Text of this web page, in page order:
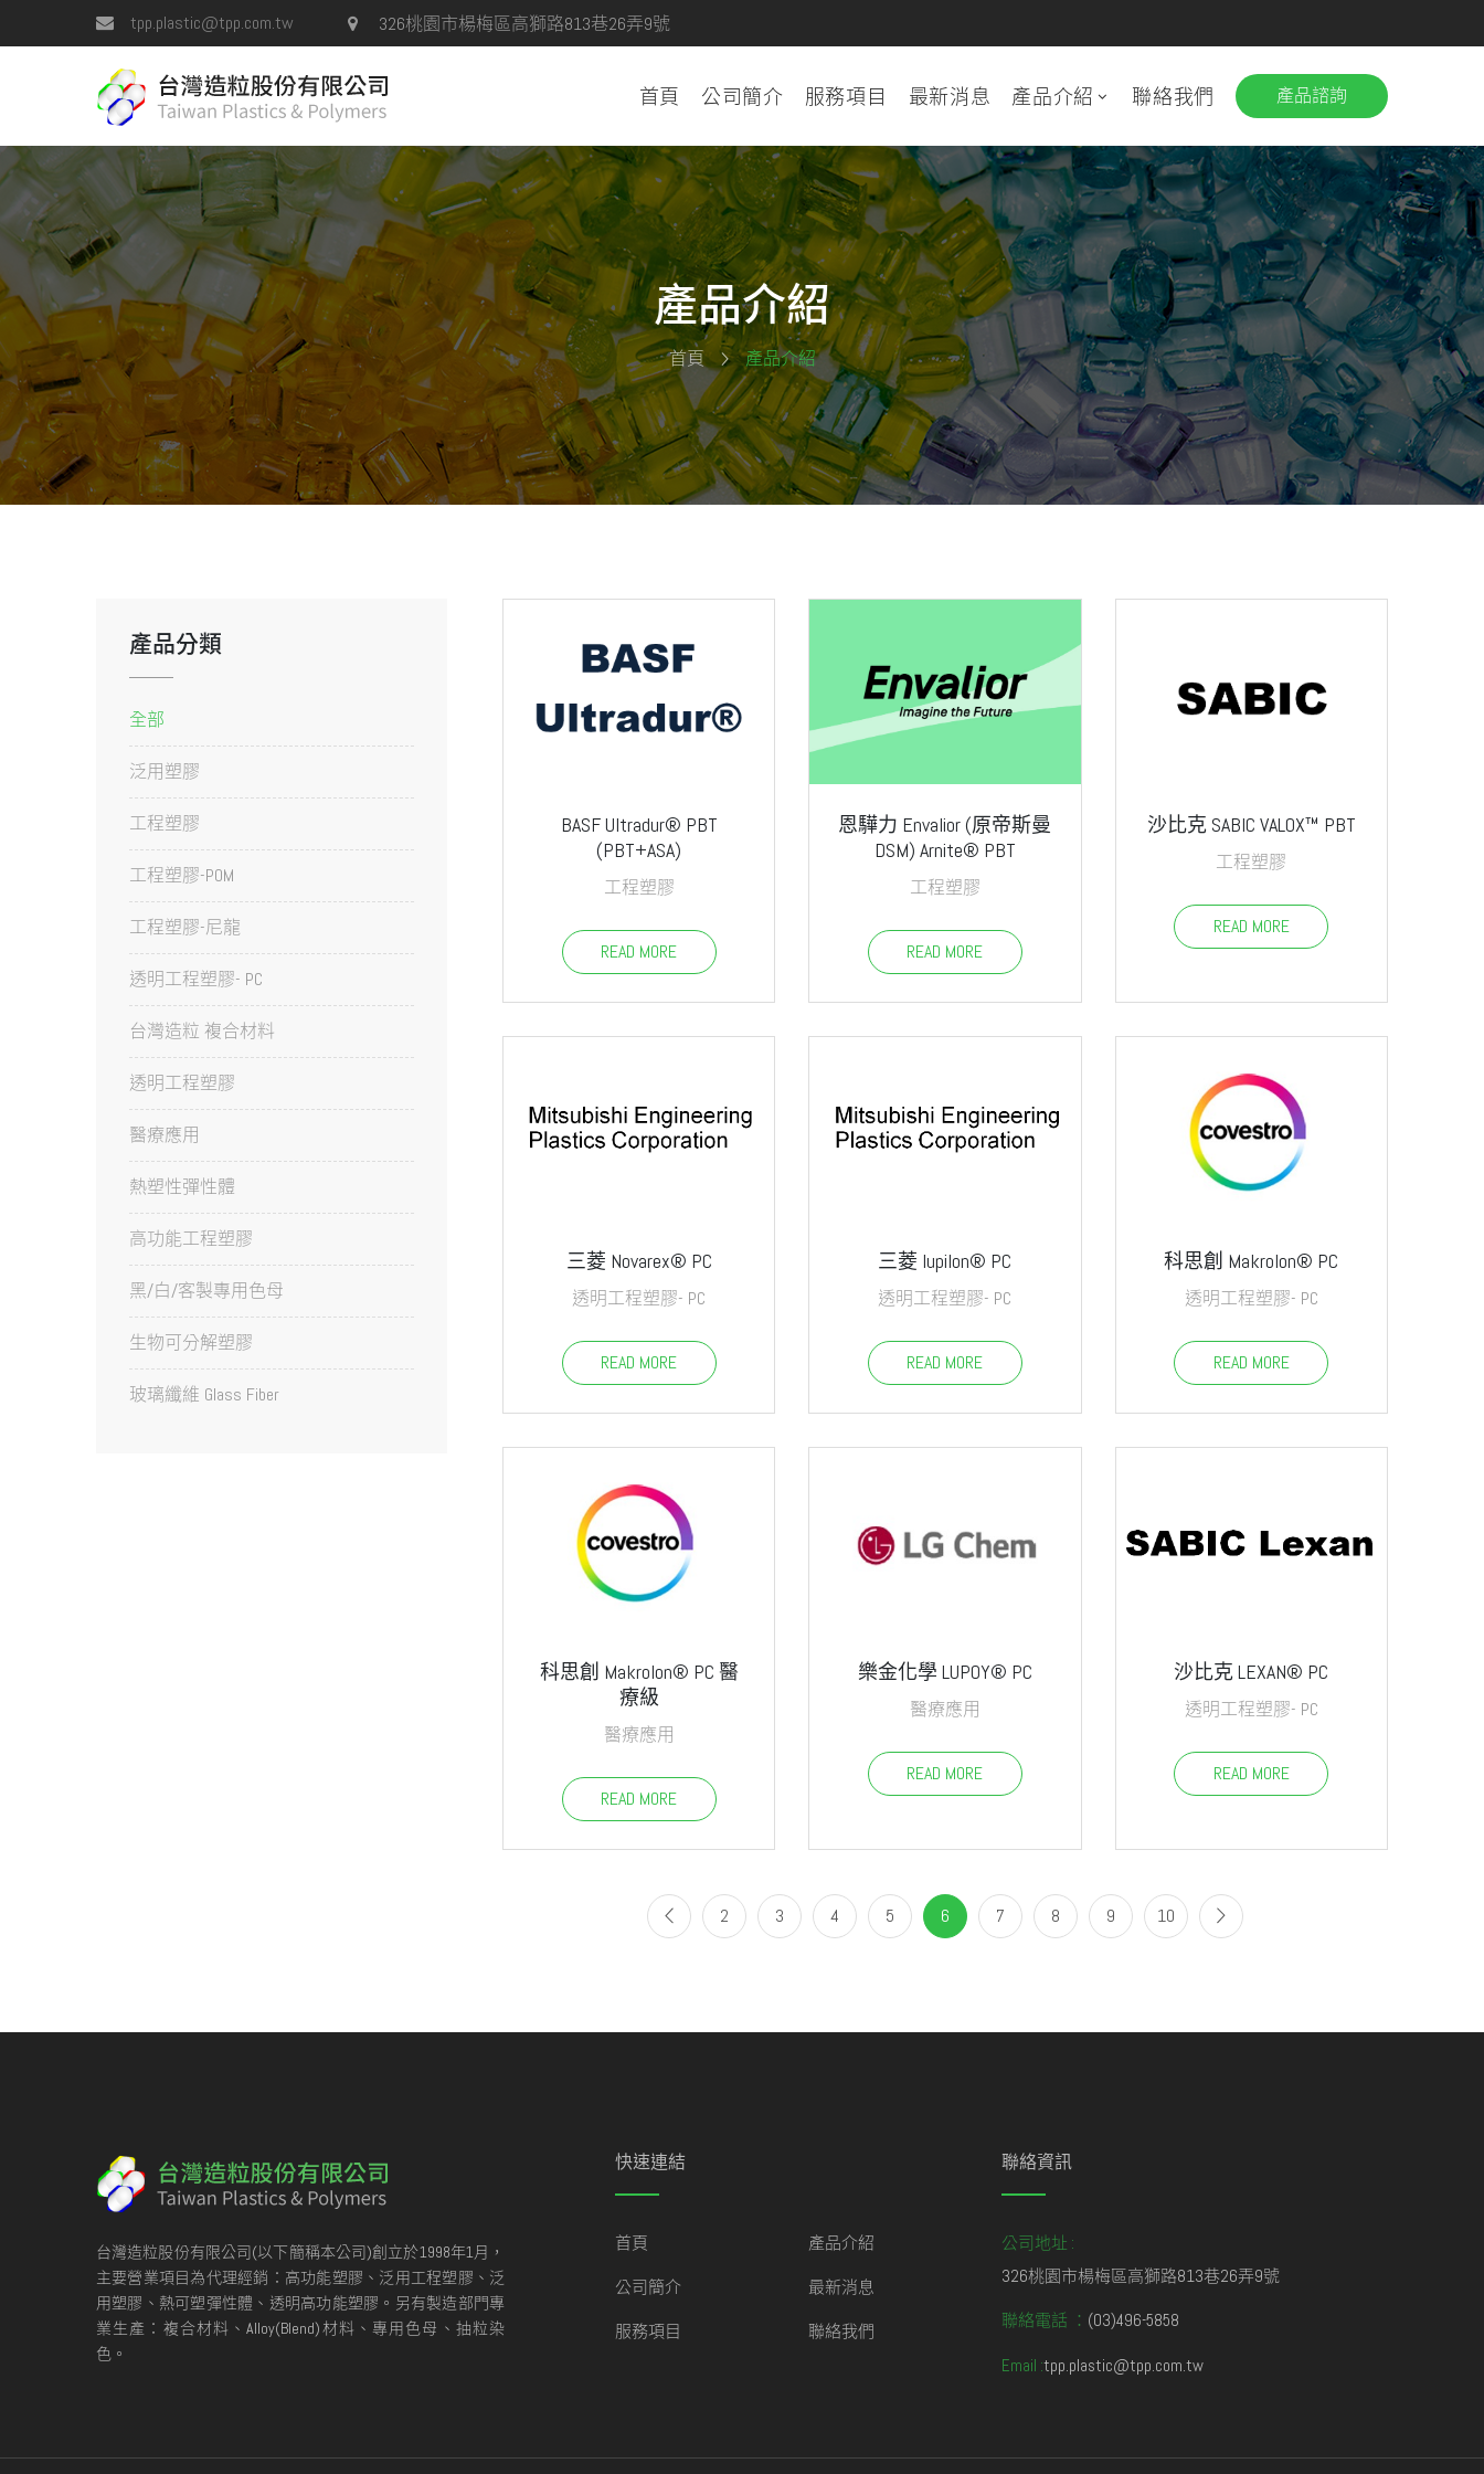
tpp.plastic@tpp.com.tw 326桃園市楊梅區高獅路813巷26弄9號
首頁 公司簡介 服務項目 最新消息 產品介紹 聯絡我們 產品諮詢
產品介紹
首頁 產品介紹
產品分類
全部
泛用塑膠
工程塑膠
工程塑膠-POM
工程塑膠-尼龍
透明工程塑膠- PC
台灣造粒 複合材料
透明工程塑膠
醫療應用
熱塑性彈性體
高功能工程塑膠
黑/白/客製專用色母
生物可分解塑膠
玻璃纖維 Glass Fiber
BASF Ultradur® PBT
(PBT+ASA)
工程塑膠
READ MORE
恩驊力 Envalior (原帝斯曼
DSM) Arnite® PBT
工程塑膠
READ MORE
沙比克 SABIC VALOX™ PBT
工程塑膠
READ MORE
三菱 Novarex® PC
透明工程塑膠- PC
READ MORE
三菱 Iupilon® PC
透明工程塑膠- PC
READ MORE
科思創 Makrolon® PC
透明工程塑膠- PC
READ MORE
科思創 Makrolon® PC 醫
療級
醫療應用
READ MORE
樂金化學 LUPOY® PC
醫療應用
READ MORE
沙比克 LEXAN® PC
透明工程塑膠- PC
READ MORE
2 3 4 5 6 7 8 9 10
台灣造粒股份有限公司(以下簡稱本公司)創立於1998年1月，
主要營業項目為代理經銷：高功能塑膠、泛用工程塑膠、泛
用塑膠、熱可塑彈性體、透明高功能塑膠。另有製造部門專
業生產：複合材料、Alloy(Blend)材料、專用色母、抽粒染
色。
快速連結
首頁 產品介紹
公司簡介 最新消息
服務項目 聯絡我們
聯絡資訊
公司地址 :
326桃園市楊梅區高獅路813巷26弄9號
聯絡電話 ： (03)496-5858
Email :tpp.plastic@tpp.com.tw